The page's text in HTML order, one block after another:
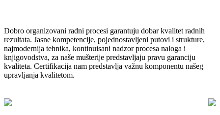
Dobro organizovani radni procesi garantuju dobar kvalitet radnih
rezultata. Jasne kompetencije, pojednostavljeni putovi i strukture,
najmodernija tehnika, kontinuisani nadzor procesa naloga i
knjigovodstva, za naše mušterije predstavljaju pravu garanciju
kvaliteta. Certifikacija nam predstavlja važnu komponentu našeg
upravljanja kvalitetom.